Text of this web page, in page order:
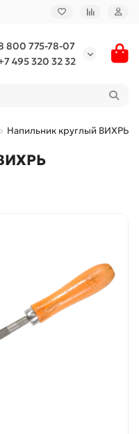
800 775-78-07
495 320 32 32
Напильник круглый ВИХРЬ